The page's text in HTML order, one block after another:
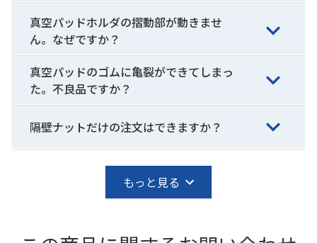
真空パッドホルダの摺動部が動きませ
ん。なぜですか？
真空パッドのゴムに亀裂ができてしまっ
た。不良品ですか？
隔壁ナットだけの注文はできますか？
もっと見る